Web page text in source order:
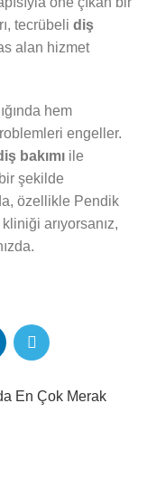
tecrübeli diş
alan hizmet
hem
engeller.
bakımı ile
şekilde
özellikle Pendik
arıyorsanız,
En Çok Merak